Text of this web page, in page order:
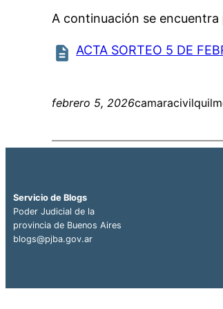
A continuación se
ACTA SORTEO 5 DE
febrero 5, 2026
Servicio de Blogs
Poder Judicial de la
provincia de Buenos Aires
blogs@pjba.gov.ar